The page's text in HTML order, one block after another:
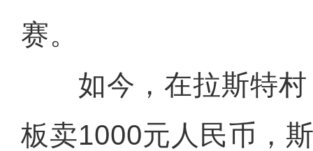
赛。
如今，在拉斯特村
板卖1000元人民币，